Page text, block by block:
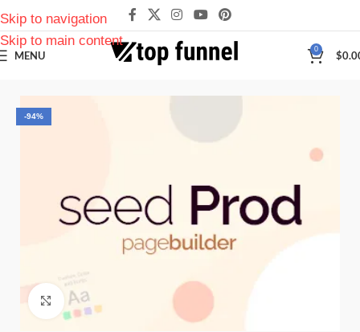
Skip to navigation
Skip to main content
MENU 0 $
-94%
Click to enlarge